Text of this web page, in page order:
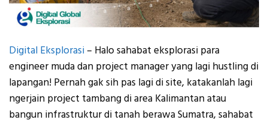
Digital Eksplorasi – Halo sahabat eksplorasi para
engineer muda dan project manager yang lagi hustling di
lapangan! Pernah gak sih pas lagi di site, katakanlah lagi
ngerjain project tambang di area Kalimantan atau
bangun infrastruktur di tanah berawa Sumatra, sahabat